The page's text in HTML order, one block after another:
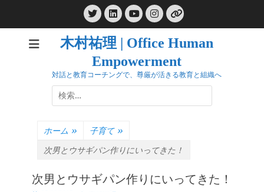
TwitterLinkedIn
YouTube
Instagram
リ
ン
ク
木村祐理 | Office Human
Empowerment
対話と教育コーチングで、尊厳が活きる教育と組織へ
検
索:
ホーム » 子育て »
次男とウサギパン作りにいってきた！
次男とウサギパン作りにいってきた！